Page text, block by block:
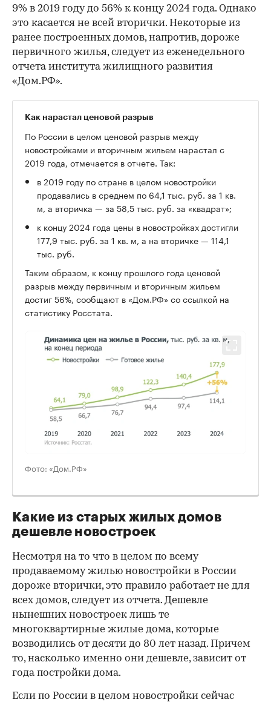
9% в 2019 году до 56% к концу 2024 года. Однако
это касается не всей вторички. Некоторые из
ранее построенных домов, напротив, дороже
первичного жилья, следует из еженедельного
отчета института жилищного развития
«Дом.РФ».
Как нарастал ценовой разрыв
По России в целом ценовой разрыв между
новостройками и вторичным жильем нарастал с
2019 года, отмечается в отчете. Так:
в 2019 году по стране в целом новостройки
продавались в среднем по 64,1 тыс. руб. за 1 кв.
м, а вторичка — за 58,5 тыс. руб. за «квадрат»;
к концу 2024 года цены в новостройках достигли
177,9 тыс. руб. за 1 кв. м, а на вторичке — 114,1
тыс. руб.
Таким образом, к концу прошлого года ценовой
разрыв между первичным и вторичным жильем
достиг 56%, сообщают в «Дом.РФ» со ссылкой на
статистику Росстата.
Фото: «Дом.РФ»
Какие из старых жилых домов
дешевле новостроек
00:00 / 00:00
Несмотря на то что в целом по всему
продаваемому жилью новостройки в России
дороже вторички, это правило работает не для
всех домов, следует из отчета. Дешевле
нынешних новостроек лишь те
многоквартирные жилые дома, которые
возводились от десяти до 80 лет назад. Причем
то, насколько именно они дешевле, зависит от
года постройки дома.
Если по России в целом новостройки сейчас